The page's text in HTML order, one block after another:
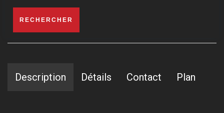
RECHERCHER
Description Détails Contact Plan